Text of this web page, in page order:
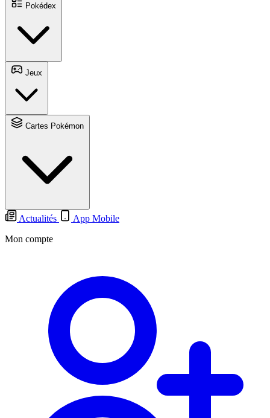
Actualités
App Mobile
Mon compte